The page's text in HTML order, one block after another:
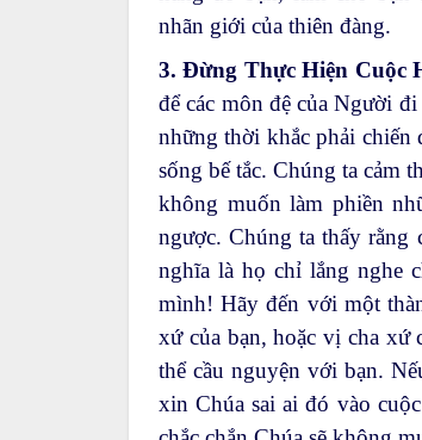
nhãn giới của thiên đàng.
3. Đừng Thực Hiện Cuộc
để các môn đệ của Người
những thời khắc phải chiến
sống bế tắc. Chúng ta cảm
không muốn làm phiền
ngược. Chúng ta thấy
nghĩa là họ chỉ lắng nghe
mình! Hãy đến với một
xứ của bạn, hoặc vị cha xứ
thể cầu nguyện với bạn.
xin Chúa sai ai đó vào